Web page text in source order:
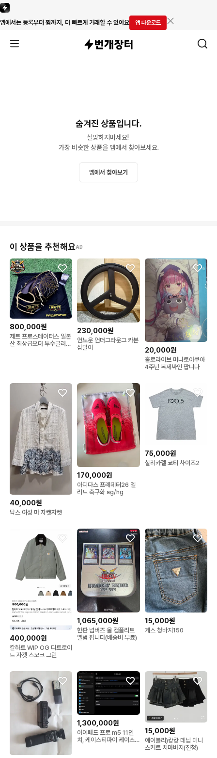
앱에서는 등록부터 찜까지, 더 빠르게 거래할 수 있어요 앱 다운로드
숨겨진 상품입니다.
실망하지마세요!
가장 비슷한 상품을 앱에서 찾아보세요.
앱에서 찾아보기
이 상품을 추천해요AD
800,000원
제트 프로스테이터스 일본
산 최상급오더 투수글러브
230,000원
언노운 언더그라운그 카본
삼발이
20,000원
홀로라이브 미나토아쿠아
4주년 복제싸인 팝니다
40,000원
닥스 여성 마 자켓자켓
170,000원
아디다스 프레데터26 엘
리트 축구화 ag/hg
75,000원
실리카겔 쿄티 사이즈2
400,000원
칼하트 WIP OG 디트로이
트 자켓 스모크 그린
1,065,000원
한판 넘버즈 올 컴플리트
앨범 팝니다(배송비 무료)
15,000원
게스 청바지150
1,300,000원
아이패드 프로 m5 11인
치, 케이스티파이 케이스
15,000원
에이블리)캉캉 데님 미니
스커트 치마바지(진청)